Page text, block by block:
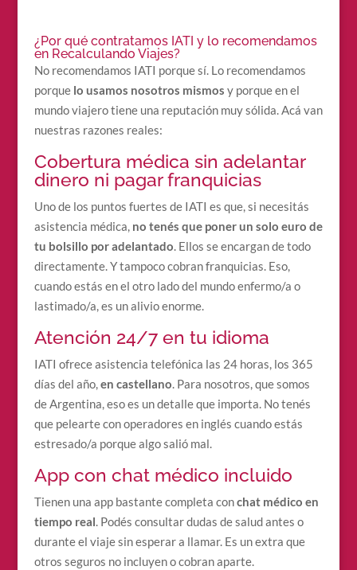
¿Por qué contratamos IATI y lo recomendamos
en Recalculando Viajes?
No recomendamos IATI porque sí. Lo recomendamos
porque lo usamos nosotros mismos y porque en el
mundo viajero tiene una reputación muy sólida. Acá van
nuestras razones reales:
Cobertura médica sin adelantar
dinero ni pagar franquicias
Uno de los puntos fuertes de IATI es que, si necesitás
asistencia médica, no tenés que poner un solo euro de
tu bolsillo por adelantado. Ellos se encargan de todo
directamente. Y tampoco cobran franquicias. Eso,
cuando estás en el otro lado del mundo enfermo/a o
lastimado/a, es un alivio enorme.
Atención 24/7 en tu idioma
IATI ofrece asistencia telefónica las 24 horas, los 365
días del año,en castellano. Para nosotros, que somos
de Argentina, eso es un detalle que importa. No tenés
que pelearte con operadores en inglés cuando estás
estresado/a porque algo salió mal.
App con chat médico incluido
Tienen una app bastante completa conchat médico en
tiempo real. Podés consultar dudas de salud antes o
durante el viaje sin esperar a llamar. Es un extra que
otros seguros no incluyen o cobran aparte.